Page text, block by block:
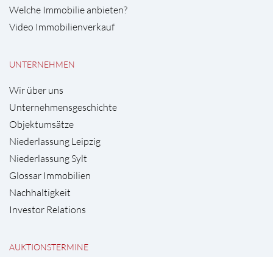
Welche Immobilie anbieten?
Video Immobilienverkauf
UNTERNEHMEN
Wir über uns
Unternehmensgeschichte
Objektumsätze
Niederlassung Leipzig
Niederlassung Sylt
Glossar Immobilien
Nachhaltigkeit
Investor Relations
AUKTIONSTERMINE